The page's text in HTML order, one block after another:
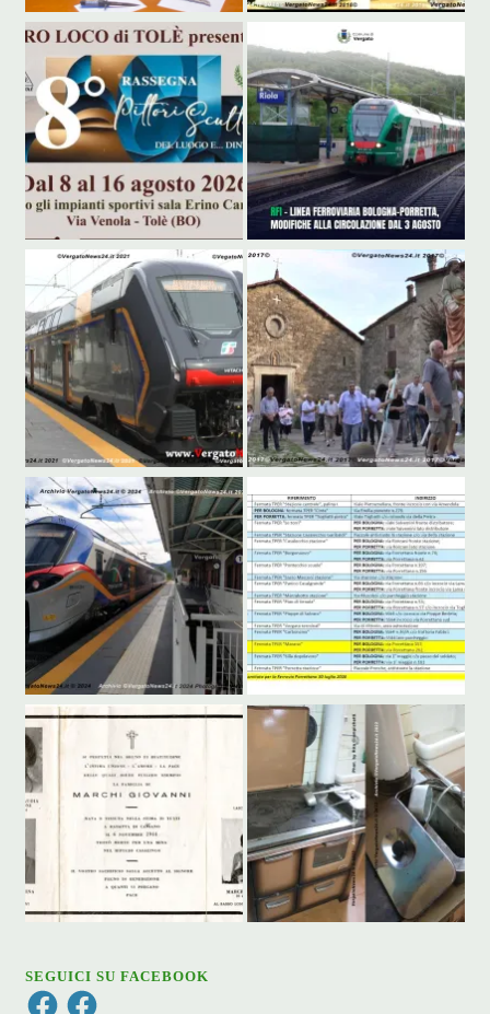
SEGUICI SU FACEBOOK
FacebookFacebook